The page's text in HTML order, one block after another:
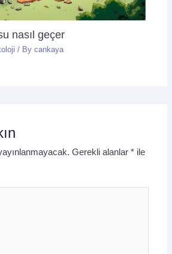
nasıl geçer
/ Bycankaya
Gerekli alanlar* ile